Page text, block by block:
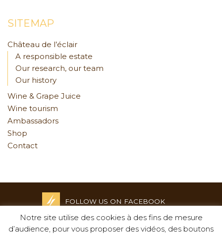
SITEMAP
Château de l’éclair
A responsible estate
Our research, our team
Our history
Wine & Grape Juice
Wine tourism
Ambassadors
Shop
Contact
FOLLOW US ON FACEBOOK
Credits and Legal notices
-
Notre site utilise des cookies à des fins de mesure
d’audience, pour vous proposer des vidéos, des boutons